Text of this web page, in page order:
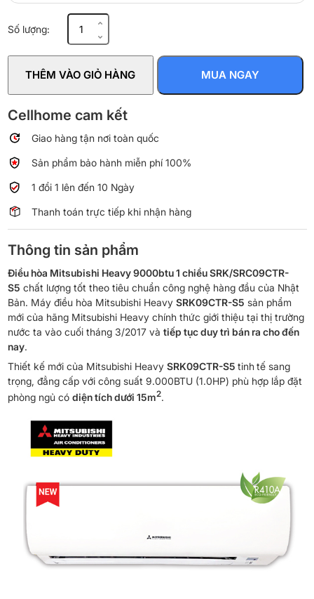
Số lượng:
Điều
hòa
9.000BTU
1
SRK/SRC09CTR-
S5
lượng
THÊM VÀO GIỎ HÀNG MUA NGAY
Cellhome cam kết
Giao hàng tận nơi toàn quốc
Sản phẩm bảo hành miễn phí 100%
1 đổi 1 lên đến 10 Ngày
Thanh toán trực tiếp khi nhận hàng
Thông tin sản phẩm
Điều hòa Mitsubishi Heavy 9000btu 1 chiều SRK/SRC09CTR-
S5 chất lượng tốt theo tiêu chuẩn công nghệ hàng đầu của Nhật
Bản. Máy điều hòa Mitsubishi Heavy SRK09CTR-S5 sản phẩm
mới của hãng Mitsubishi Heavy chính thức giới thiệu tại thị trường
nước ta vào cuối tháng 3/2017 và tiếp tục duy trì bán ra cho đến
nay.
Thiết kế mới của Mitsubishi Heavy SRK09CTR-S5 tinh tế sang
trọng, đẳng cấp với công suất 9.000BTU (1.0HP) phù hợp lắp đặt
phòng ngủ có diện tích dưới 15m2.